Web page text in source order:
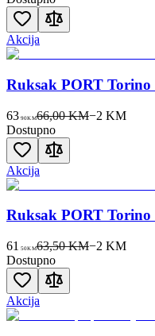
Akcija
Ruksak PORT
63 90KM66,00 KM−2 KM
Dostupno
Akcija
Ruksak PORT
61 50KM63,50 KM−2 KM
Dostupno
Akcija